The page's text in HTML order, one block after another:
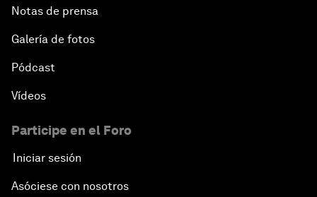
Notas de prensa
Galería de fotos
Pódcast
Vídeos
Participe en el Foro
Iniciar sesión
Asóciese con nosotros